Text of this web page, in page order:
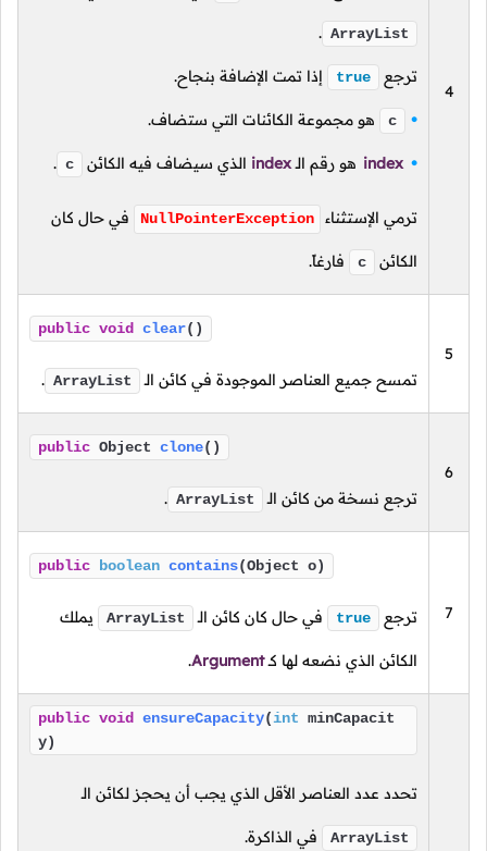
4
ArrayList
.
ترجع true إذا تمت الإضافة بنجاح.
c هو مجموعة الكائنات التي ستضاف.
index هو رقم الـindex الذي سيضاف فيه الكائن c
.
ترمي الإستثناء NullPointerException في حال كان
الكائن c فارغاً.
5
public void clear()
تمسح جميع العناصر الموجودة في كائن الـ ArrayList
.
6
public Object clone()
ترجع نسخة من كائن الـ ArrayList
.
7
public boolean contains(Object o)
ترجع true في حال كان كائن الـ ArrayList يملك
الكائن الذي نضعه لها كـArgument
.
public void ensureCapacity(int minCapacit
y)
تحدد عدد العناصر الأقل الذي يجب أن يحجز لكائن الـ
ArrayList في الذاكرة.